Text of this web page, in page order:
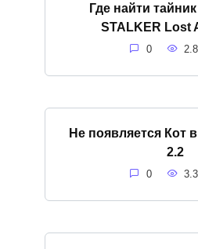
Где найти
STALKER Lost
0
Не появляется Кот
2.2
0